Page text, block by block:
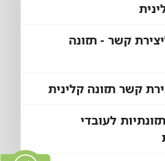
קשר - תזונה
קשר תזונה קלינית
לעובדי